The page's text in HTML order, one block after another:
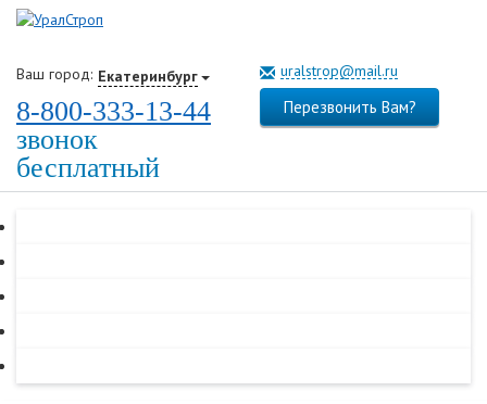
uralstrop@mail.ru
Перезвонить Вам?
Ваш город: Екатеринбург
8-800-333-13-44
звонок
бесплатный